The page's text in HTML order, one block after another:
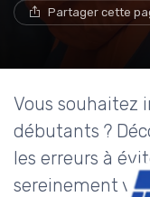
Partager cette
Vous souhaitez
débutants ?
les erreurs à
sereinement